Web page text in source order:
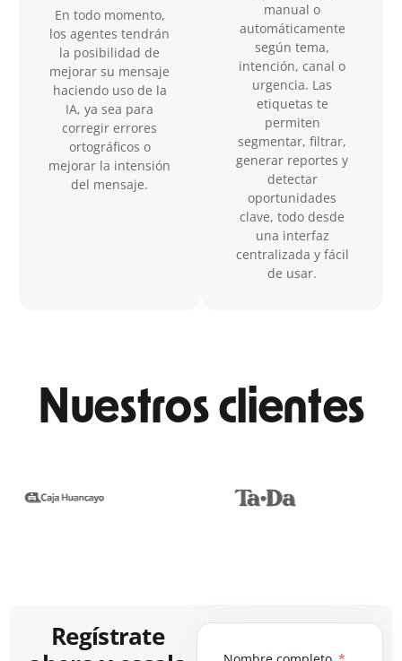
En todo momento,
los agentes tendrán
la posibilidad de
mejorar su mensaje
haciendo uso de la
IA, ya sea para
corregir errores
ortográficos o
mejorar la intensión
del mensaje.
manual o
automáticamente
según tema,
intención, canal o
urgencia. Las
etiquetas te
permiten
segmentar, filtrar,
generar reportes y
detectar
oportunidades
clave, todo desde
una interfaz
centralizada y fácil
de usar.
Nuestros clientes
Regístrate